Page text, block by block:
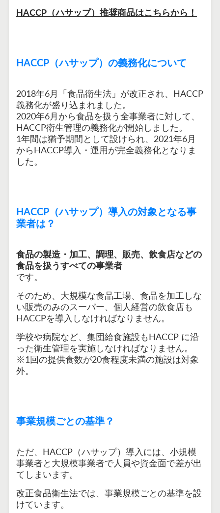
HACCP（ハサップ）推奨商品はこちらから！
HACCP（ハサップ）の義務化について
2018年6月「食品衛生法」が改正され、HACCP
義務化が盛り込まれました。
2020年6月から食品を扱う全事業者に対して、
HACCP衛生管理の義務化が開始しました。
1年間は猶予期間として設けられ、2021年6月
からHACCP導入・運用が完全義務化となりま
した。
HACCP（ハサップ）導入の対象となる事
業者は？
食品の製造・加工、調理、販売、飲食店などの
食品を扱うすべての事業者
です。
そのため、大規模な食品工場、食品を加工しな
い販売のみのスーパー、個人経営の飲食店も
HACCPを導入しなければなりません。
学校や病院など、集団給食施設もHACCP に沿
った衛生管理を実施しなければなりません。
※1回の提供食数が20食程度未満の施設は対象
外。
事業規模ごとの基準？
ただ、HACCP（ハサップ）導入には、小規模
事業者と大規模事業者で人員や資金面で差が出
てしまいます。
改正食品衛生法では、事業規模ごとの基準を設
けています。